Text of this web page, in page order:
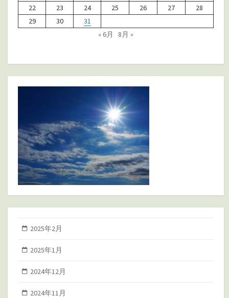
22
23 24 25 26 27
28
29
30
31
« 6月
8月 »
2025年2月
2025年1月
2024年12月
2024年11月